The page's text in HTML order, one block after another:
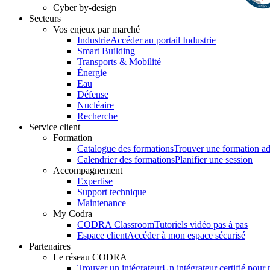
Cyber by-design
Secteurs
Vos enjeux par marché
IndustrieAccéder au portail Industrie
Smart Building
Transports & Mobilité
Énergie
Eau
Défense
Nucléaire
Recherche
Service client
Formation
Catalogue des formationsTrouver une formation
Calendrier des formationsPlanifier une session
Accompagnement
Expertise
Support technique
Maintenance
My Codra
CODRA ClassroomTutoriels vidéo pas à pas
Espace clientAccéder à mon espace sécurisé
Partenaires
Le réseau CODRA